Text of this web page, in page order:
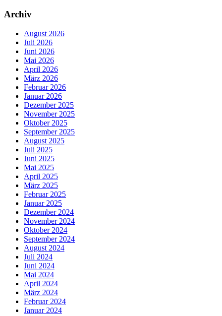
Archiv
August 2026
Juli 2026
Juni 2026
Mai 2026
April 2026
März 2026
Februar 2026
Januar 2026
Dezember 2025
November 2025
Oktober 2025
September 2025
August 2025
Juli 2025
Juni 2025
Mai 2025
April 2025
März 2025
Februar 2025
Januar 2025
Dezember 2024
November 2024
Oktober 2024
September 2024
August 2024
Juli 2024
Juni 2024
Mai 2024
April 2024
März 2024
Februar 2024
Januar 2024